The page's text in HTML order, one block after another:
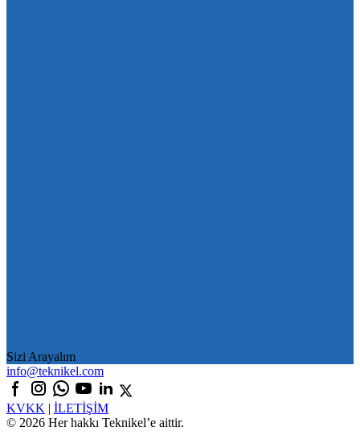
Sizi Arayalım
info@teknikel.com
KVKK | İLETİŞİM
© 2026 Her hakkı Teknikel’e aittir.